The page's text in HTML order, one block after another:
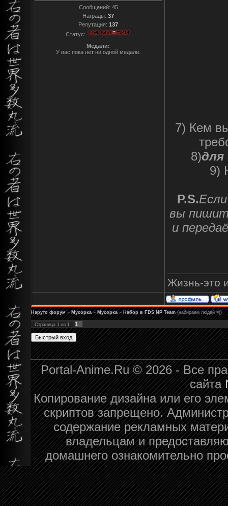
Сообщений: 45
Награды: 37
Репутация: 137
Статус:
Медали:
У вас пока нет ни одной медали.
7) Кем
8)для
9)
P.S.
вы
и
Жизнь-это
Наруто форум » Мусорка » Мусорка » Набор в FDS NP Team (набираем людей =))
Страница 1 из 1 1
Portal-Anime.Ru © 2026 - Все
сайта
Копирование дизайна или его
скриптов запрещено.
содержание рекламных
владельцам и
домашнего ознакомительно